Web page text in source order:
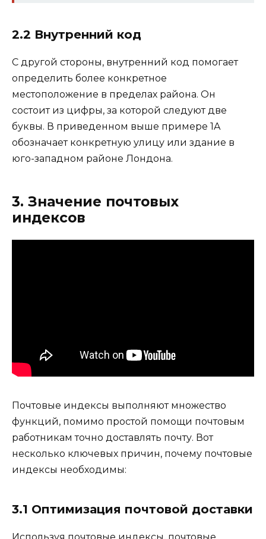
2.2 Внутренний код
С другой стороны, внутренний код помогает
определить более конкретное
местоположение в пределах района. Он
состоит из цифры, за которой следуют две
буквы. В приведенном выше примере 1A
обозначает конкретную улицу или здание в
юго-западном районе Лондона.
3. Значение почтовых
индексов
Почтовые индексы выполняют множество
функций, помимо простой помощи почтовым
работникам точно доставлять почту. Вот
несколько ключевых причин, почему почтовые
индексы необходимы:
3.1 Оптимизация почтовой доставки